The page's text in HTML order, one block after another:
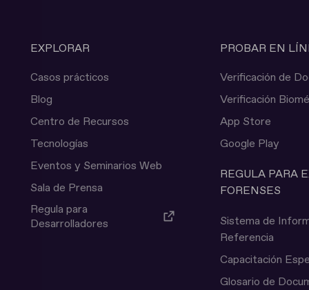
EXPLORAR
Casos prácticos
Blog
Centro de Recursos
Tecnologías
Eventos y Seminarios Web
Sala de Prensa
Regula para
Desarrolladores
PROBAR EN
Verificación de
Verificación
App Store
Google Play
REGULA PARA
FORENSES
Sistema de
Referencia
Capacitación
Glosario de